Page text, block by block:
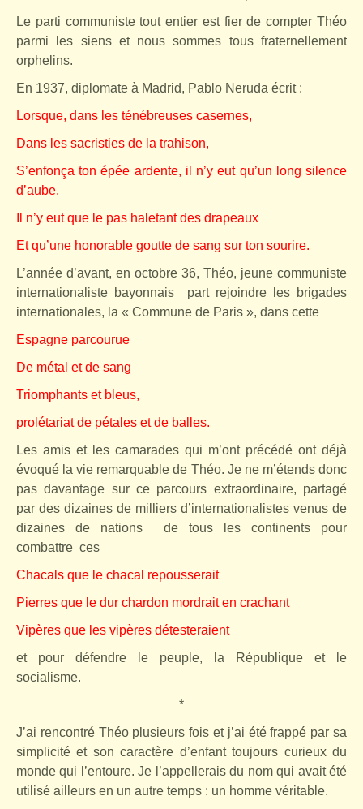
Le parti communiste tout entier est fier de compter Théo
parmi les siens et nous sommes tous fraternellement
orphelins.
En 1937, diplomate à Madrid, Pablo Neruda écrit :
Lorsque, dans les ténébreuses casernes,
Dans les sacristies de la trahison,
S’enfonça ton épée ardente, il n’y eut qu’un long silence
d’aube,
Il n’y eut que le pas haletant des drapeaux
Et qu’une honorable goutte de sang sur ton sourire.
L’année d’avant, en octobre 36, Théo, jeune communiste
internationaliste bayonnais
part rejoindre les brigades
internationales, la « Commune de Paris », dans cette
Espagne parcourue
De métal et de sang
Triomphants et bleus,
prolétariat de pétales et de balles.
Les amis et les camarades qui m’ont précédé ont déjà
évoqué la vie remarquable de Théo. Je ne m’étends donc
pas davantage sur ce parcours extraordinaire, partagé
par des dizaines de milliers d’internationalistes venus de
dizaines de nations
de tous les continents pour
combattre ces
Chacals que le chacal repousserait
Pierres que le dur chardon mordrait en crachant
Vipères que les vipères détesteraient
et pour défendre le peuple, la République et le
socialisme.
*
J’ai rencontré Théo plusieurs fois et j’ai été frappé par sa
simplicité et son caractère d’enfant toujours curieux du
monde qui l’entoure. Je l’appellerais du nom qui avait été
utilisé ailleurs en un autre temps : un homme véritable.